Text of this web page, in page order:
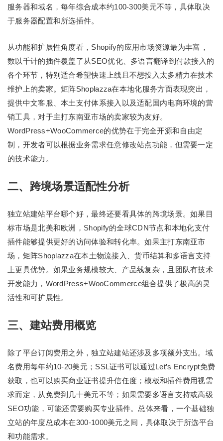
服务器和域名，每年综合成本约100-300美元不等，具体取决
于服务器配置和所选插件。
从功能和扩展性角度看，Shopify的应用市场资源最为丰富，
数以千计的插件覆盖了从SEO优化、多语言翻译到付款接入的
各个环节，特别适合希望快速上线且不想投入太多精力在技术
维护上的卖家。矩阵Shoplazza在本地化服务方面表现突出，
提供中文客服、本土支付体系接入以及适配国内电商环境的营
销工具，对于主打东南亚市场的卖家较为友好。
WordPress+WooCommerce的优势在于完全开源和自由定
制，开发者可以根据业务需求任意修改站点功能，但需要一定
的技术能力。
二、跨境场景适配性分析
独立站建站平台哪个好，最终还要看具体的跨境场景。如果目
标市场是北美和欧洲，Shopify的全球CDN节点和本地化支付
插件能够提供更好的访问体验和转化率。如果主打东南亚市
场，矩阵Shoplazza在本土物流接入、货币结算和多语言支持
上更具优势。如果业务规模较大、产品线复杂，且团队有技术
开发能力，WordPress+WooCommerce组合提供了极高的灵
活性和可扩展性。
三、建站费用概览
除了平台订阅费用之外，独立站建站还涉及多项额外支出。域
名费用每年约10-20美元；SSL证书可以通过Let’s Encrypt免费
获取，也可以购买商业证书提升信任度；模板和插件费用视需
求而定，从免费到几十美元不等；如果需要多语言支持或高级
SEO功能，可能还需要购买专业插件。总体来看，一个基础独
立站的年度总成本在300-1000美元之间，具体取决于所选平台
和功能需求。